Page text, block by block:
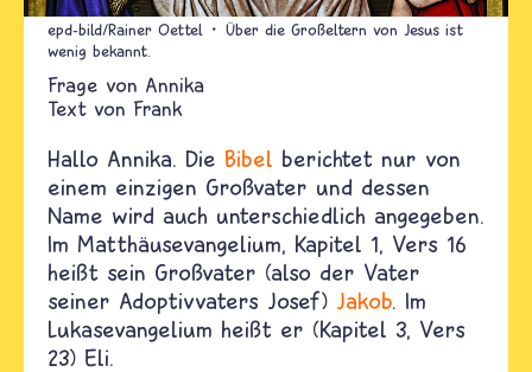
epd-bild/Rainer Oettel
Über die Großeltern von Jesus ist
wenig bekannt.
Annika
Text von Frank
Hallo Annika. Die Bibel berichtet nur von
einem einzigen Großvater und dessen
Name wird auch unterschiedlich angegeben.
Im Matthäusevangelium, Kapitel 1, Vers 16
heißt sein Großvater (also der Vater
seiner Adoptivvaters Josef) Jakob. Im
Lukasevangelium heißt er (Kapitel 3, Vers
23) Eli.